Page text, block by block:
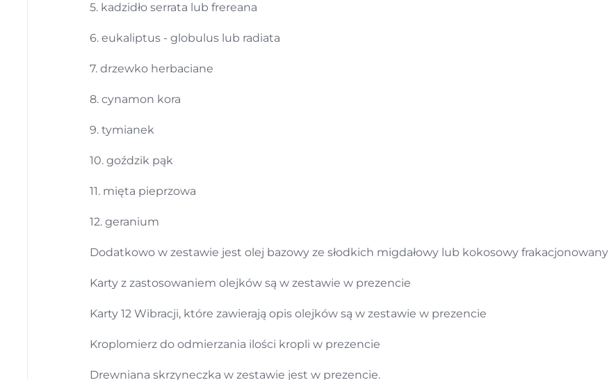
5. kadzidło serrata lub frereana
6. eukaliptus - globulus lub radiata
7. drzewko herbaciane
8. cynamon kora
9. tymianek
10. goździk pąk
11. mięta pieprzowa
12. geranium
Dodatkowo w zestawie jest olej bazowy ze słodkich migdałowy lub kokosowy frakacjonowany
Karty z zastosowaniem olejków są w zestawie w prezencie
Karty 12 Wibracji, które zawierają opis olejków są w zestawie w prezencie
Kroplomierz do odmierzania ilości kropli w prezencie
Drewniana skrzyneczka w zestawie jest w prezencie.